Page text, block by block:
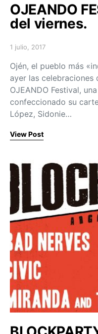
OJEANDO
del viernes.
Posted on
1 julio, 2017
Ojén, el pueblo más
ayer las
OJEANDO Festival,
confeccionado su
López, Sidonie…
View Post